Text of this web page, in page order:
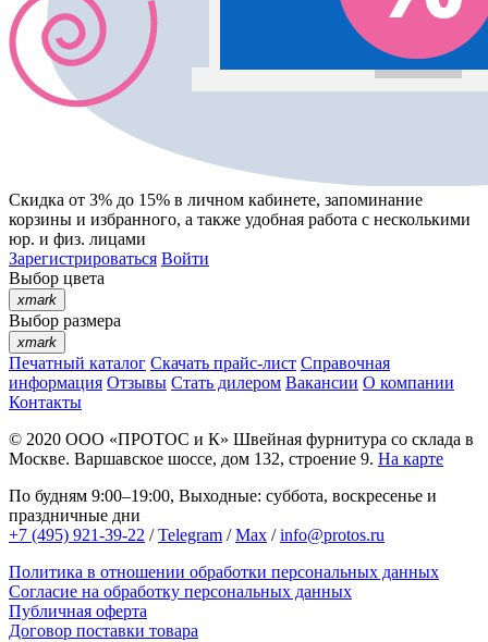
Скидка от 3% до 15% в личном кабинете, запоминание
корзины и избранного, а также удобная работа с несколькими
юр. и физ. лицами
Зарегистрироваться Войти
Выбор цвета
xmark
Выбор размера
xmark
Печатный каталог Скачать прайс-лист Справочная
информация Отзывы Стать дилером Вакансии О компании
Контакты
© 2020 ООО «ПРОТОС и К» Швейная фурнитура со склада в
Москве. Варшавское шоссе, дом 132, строение 9. На карте
По будням 9:00–19:00, Выходные: суббота, воскресенье и
праздничные дни
+7 (495) 921-39-22 /Telegram /Max /info@protos.ru
Политика в отношении обработки персональных данных
Согласие на обработку персональных данных
Публичная оферта
Договор поставки товара